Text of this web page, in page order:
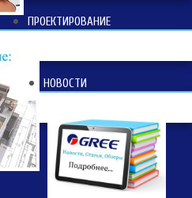
ПРОЕКТИРОВАНИЕ
НОВОСТИ